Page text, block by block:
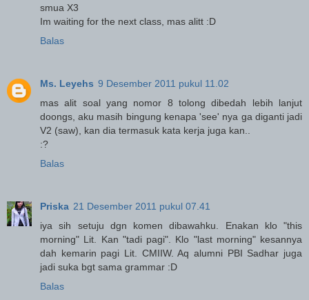
smua X3
Im waiting for the next class, mas alitt :D
Balas
Ms. Leyehs 9 Desember 2011 pukul 11.02
mas alit soal yang nomor 8 tolong dibedah lebih lanjut
doongs, aku masih bingung kenapa 'see' nya ga diganti jadi
V2 (saw), kan dia termasuk kata kerja juga kan..
:?
Balas
Priska 21 Desember 2011 pukul 07.41
iya sih setuju dgn komen dibawahku. Enakan klo "this
morning" Lit. Kan "tadi pagi". Klo "last morning" kesannya
dah kemarin pagi Lit. CMIIW. Aq alumni PBI Sadhar juga
jadi suka bgt sama grammar :D
Balas